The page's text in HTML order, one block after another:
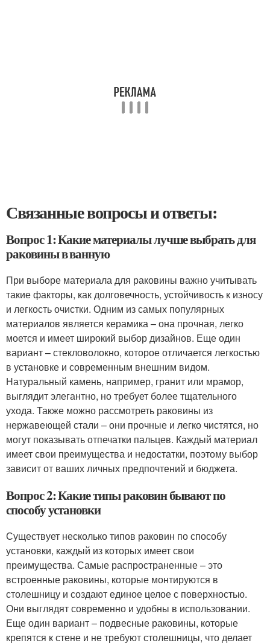
Связанные вопросы и ответы:
Вопрос 1: Какие материалы лучше выбрать для
раковины в ванную
При выборе материала для раковины важно учитывать
такие факторы, как долговечность, устойчивость к износу
и легкость очистки. Одним из самых популярных
материалов является керамика – она прочная, легко
моется и имеет широкий выбор дизайнов. Еще один
вариант – стекловолокно, которое отличается легкостью
в установке и современным внешним видом.
Натуральный камень, например, гранит или мрамор,
выглядит элегантно, но требует более тщательного
ухода. Также можно рассмотреть раковины из
нержавеющей стали – они прочные и легко чистятся, но
могут показывать отпечатки пальцев. Каждый материал
имеет свои преимущества и недостатки, поэтому выбор
зависит от ваших личных предпочтений и бюджета.
Вопрос 2: Какие типы раковин бывают по
способу установки
Существует несколько типов раковин по способу
установки, каждый из которых имеет свои
преимущества. Самые распространенные – это
встроенные раковины, которые монтируются в
столешницу и создают единое целое с поверхностью.
Они выглядят современно и удобны в использовании.
Еще один вариант – подвесные раковины, которые
крепятся к стене и не требуют столешницы, что делает